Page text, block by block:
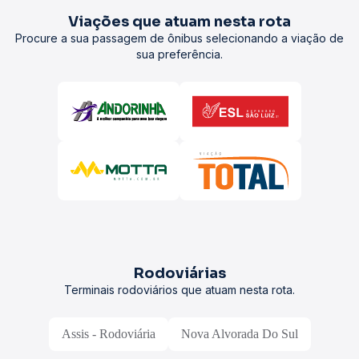
Viações que atuam nesta rota
Procure a sua passagem de ônibus selecionando a viação de
sua preferência.
Rodoviárias
Terminais rodoviários que atuam nesta rota.
Assis - Rodoviária Nova Alvorada Do Sul